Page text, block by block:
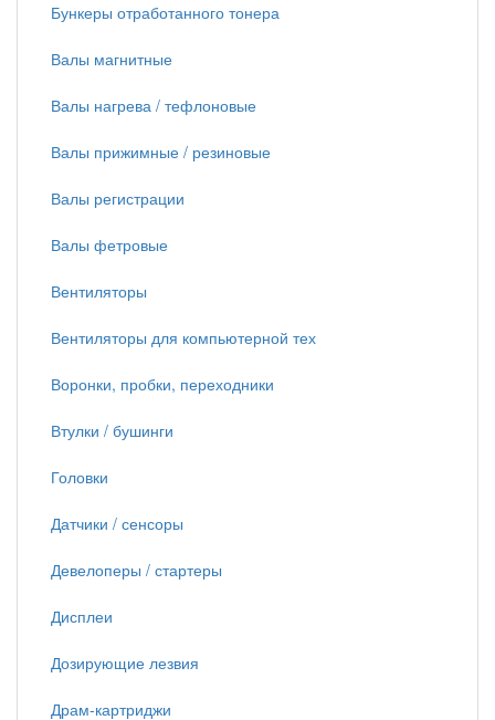
Бункеры отработанного тонера
Валы магнитные
Валы нагрева / тефлоновые
Валы прижимные / резиновые
Валы регистрации
Валы фетровые
Вентиляторы
Вентиляторы для компьютерной тех
Воронки, пробки, переходники
Втулки / бушинги
Головки
Датчики / сенсоры
Девелоперы / стартеры
Дисплеи
Дозирующие лезвия
Драм-картриджи